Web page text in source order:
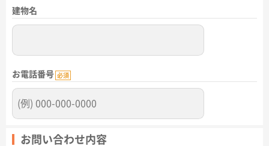
建物名
お電話番号 必須
お問い合わせ内容